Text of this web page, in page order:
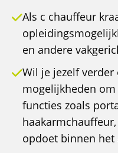
Als c chauffeur
en andere
Wil je jezelf verder
mogelijkheden
functies zoals
opdoet binnen